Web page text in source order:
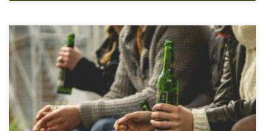
Szkodliwe działanie alkoholu oraz tytoniu na naczynia krwionośne
zostało udowodnione w brytyjskich badaniach już u 17-latków.
Wraz z wzrastającym wiekiem nasze naczynia krwionośne
sztywnieją, co prowadzi do wzrostu ciśnienia tętniczego krwi i tym
samym zwiększa się ryzyko wystąpienia zawału serca. Palenie
papierosów oraz picie alkoholu mogą dodatkowo przyśpieszyć